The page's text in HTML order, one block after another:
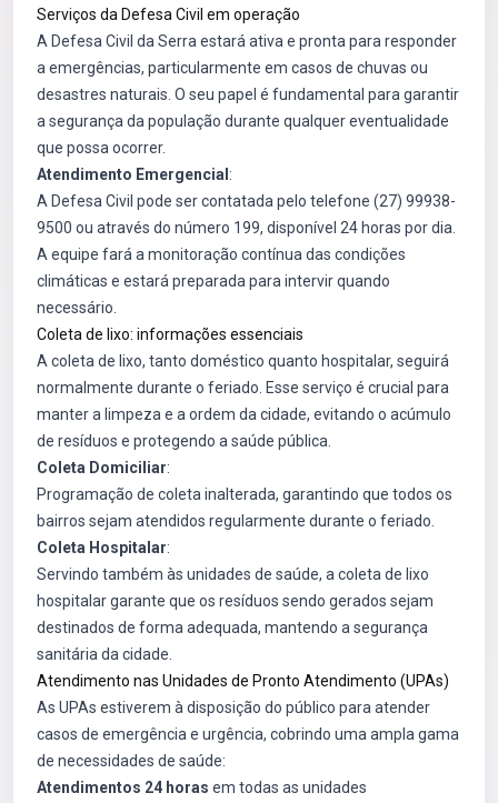
Serviços da Defesa Civil em operação
A Defesa Civil da Serra estará ativa e pronta para responder
a emergências, particularmente em casos de chuvas ou
desastres naturais. O seu papel é fundamental para garantir
a segurança da população durante qualquer eventualidade
que possa ocorrer.
Atendimento Emergencial :
A Defesa Civil pode ser contatada pelo telefone (27) 99938-
9500 ou através do número 199, disponível 24 horas por dia.
A equipe fará a monitoração contínua das condições
climáticas e estará preparada para intervir quando
necessário.
Coleta de lixo: informações essenciais
A coleta de lixo, tanto doméstico quanto hospitalar, seguirá
normalmente durante o feriado. Esse serviço é crucial para
manter a limpeza e a ordem da cidade, evitando o acúmulo
de resíduos e protegendo a saúde pública.
Coleta Domiciliar:
Programação de coleta inalterada, garantindo que todos os
bairros sejam atendidos regularmente durante o feriado.
Coleta Hospitalar:
Servindo também às unidades de saúde, a coleta de lixo
hospitalar garante que os resíduos sendo gerados sejam
destinados de forma adequada, mantendo a segurança
sanitária da cidade.
Atendimento nas Unidades de Pronto Atendimento (UPAs)
As UPAs estiverem à disposição do público para atender
casos de emergência e urgência, cobrindo uma ampla gama
de necessidades de saúde:
Atendimentos 24 horas em todas as unidades